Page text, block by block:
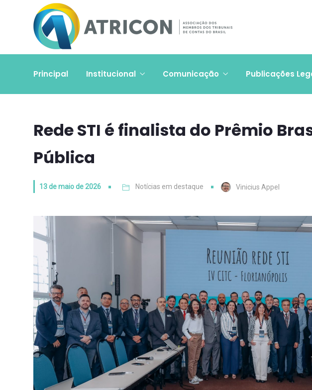
Principal Institucional Comunicação Publicações
Rede STI é finalista do Prêmio
Pública
13 de maio de 2026 Notícias em destaque Vinicius Appel